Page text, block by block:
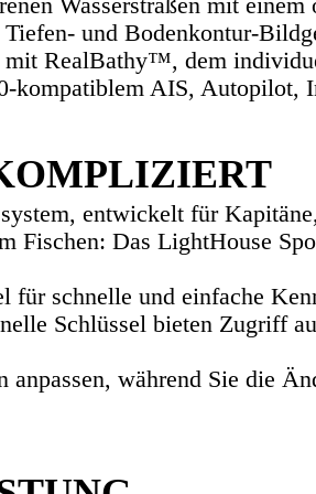
Wasserstraßen mit
und Bodenkontur-
mit RealBathy™, dem
kompatiblem AIS, Autopilot,
entwickelt für
Fischen: Das LightHouse
für schnelle und einfache
Schlüssel bieten Zugriff
während Sie die